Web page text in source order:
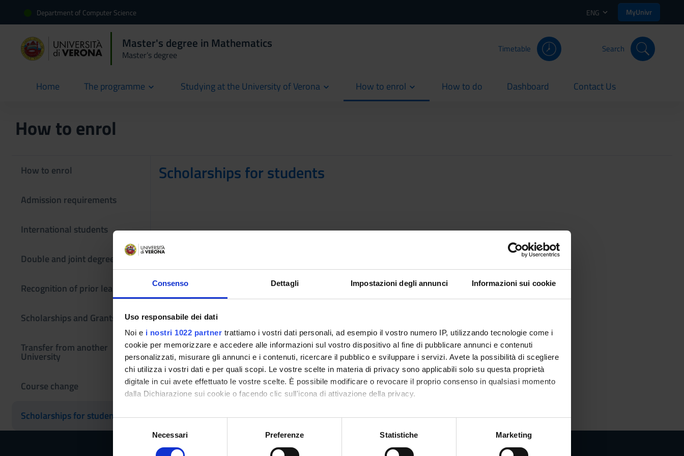
Consenso Dettagli Impostazioni degli annunci Informazioni sui cookie
Uso responsabile dei dati
Noi e i nostri 1022 partner trattiamo i vostri dati personali, ad esempio il vostro numero IP, utilizzando tecnologie come i
cookie per memorizzare e accedere alle informazioni sul vostro dispositivo al fine di pubblicare annunci e contenuti
personalizzati, misurare gli annunci e i contenuti, ricercare il pubblico e sviluppare i servizi. Avete la possibilità di scegliere
chi utilizza i vostri dati e per quali scopi. Le vostre scelte in materia di privacy sono applicabili solo su questa proprietà
digitale in cui avete effettuato le vostre scelte. È possibile modificare o revocare il proprio consenso in qualsiasi momento
dalla Dichiarazione sui cookie o facendo clic sull'icona di attivazione della privacy.
Con il tuo consenso, vorremmo anche:
raccogliere informazioni sulla tua posizione geografica, con un'approssimazione di qualche metro,
Necessari Preferenze Statistiche Marketing
Department of Computer Science ENG MyUnivr
Master's degree in Mathematics
Master’s degree
Timetable Search
Home
current The programme Studying at the University of Verona How to enrol How to do
current Dashboard
current Contact Us
current
How to enrol
How to enrol
Admission requirements
International students
Double and joint degrees
Recognition of prior learning
Scholarships and Grants
Transfer from another
University
Course change
Scholarships for students
Scholarships for students